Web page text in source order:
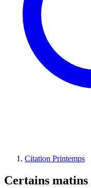
Citation Printemps
Certains